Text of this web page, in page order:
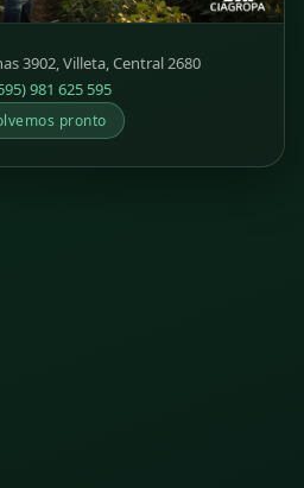
3902, Villeta, Central 2680
981 625 595
pronto